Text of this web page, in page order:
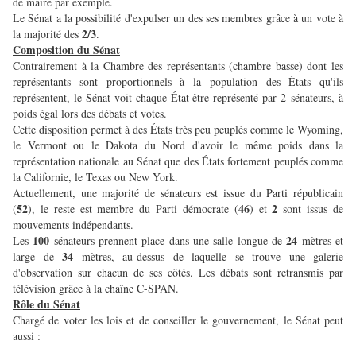
Le Sénat a la possibilité d'expulser un des ses membres grâce à un vote à
la majorité des 2/3.
Composition du Sénat
Contrairement à la Chambre des représentants (chambre basse) dont les
représentants sont proportionnels à la population des États qu'ils
représentent, le Sénat voit chaque État être représenté par 2 sénateurs, à
poids égal lors des débats et votes.
Cette disposition permet à des États très peu peuplés comme le Wyoming,
le Vermont ou le Dakota du Nord d'avoir le même poids dans la
représentation nationale au Sénat que des États fortement peuplés comme
la Californie, le Texas ou New York.
Actuellement, une majorité de sénateurs est issue du Parti républicain
(52), le reste est membre du Parti démocrate (46) et2 sont issus de
mouvements indépendants.
Les 100 sénateurs prennent place dans une salle longue de24 mètres et
large de 34 mètres, au-dessus de laquelle se trouve une galerie
d'observation sur chacun de ses côtés. Les débats sont retransmis par
télévision grâce à la chaîne C-SPAN.
Rôle du Sénat
Chargé de voter les lois et de conseiller le gouvernement, le Sénat peut
aussi :